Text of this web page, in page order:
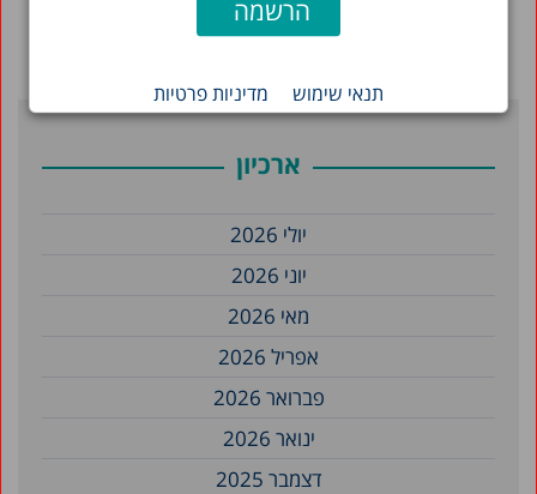
תנאי שימוש מדיניות פרטיות
ארכיון
יולי 2026
יוני 2026
מאי 2026
אפריל 2026
פברואר 2026
ינואר 2026
דצמבר 2025